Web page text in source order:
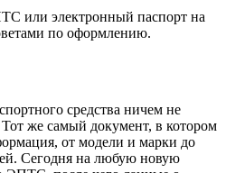
или электронный паспорт на
по оформлению.
средства ничем не
Тот же самый документ, в котором
от модели и марки до
Сегодня на любую новую